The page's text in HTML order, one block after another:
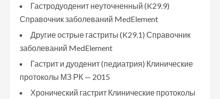
Гастродуоденит неуточненный (K29.9)
Справочник заболеваний MedElement
Другие острые гастриты (K29.1) Справочник
заболеваний MedElement
Гастрит и дуоденит (педиатрия) Клинические
протоколы МЗ РК — 2015
Хронический гастрит Клинические протоколы